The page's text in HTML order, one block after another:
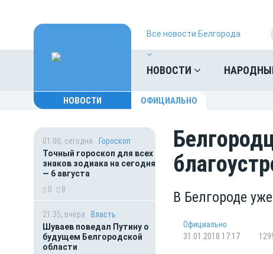
Все новости Белгорода
НОВОСТИ
НОВОСТИ ОФИЦИАЛЬНО
01:00, сегодня
Гороскоп
Точный гороскоп для всех
знаков зодиака на сегодня
— 6 августа
0
8
21:35, вчера
Власть
Шуваев поведал Путину о
будущем Белгородской
области
В Белгороде
Официально
31.01.2018 17:17